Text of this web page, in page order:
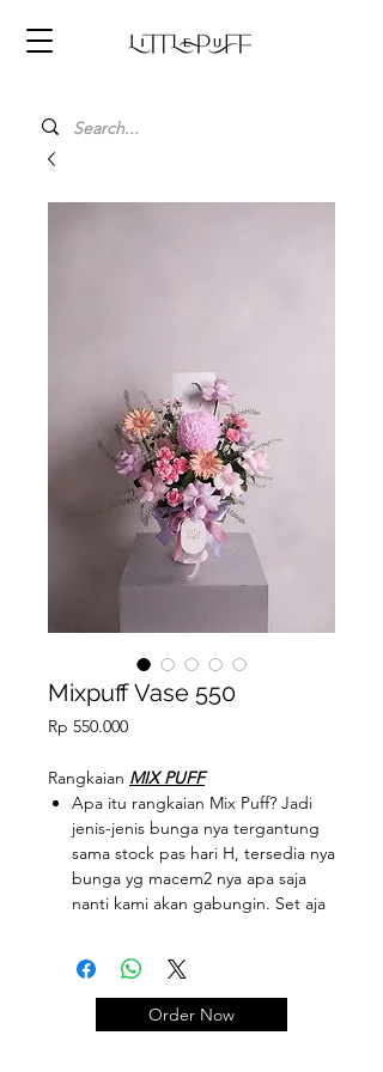
Mixpuff Vase 550
Rp 550.000Price
Rangkaian MIX PUFF
Apa itu rangkaian Mix Puff? Jadi
jenis-jenis bunga nya tergantung
sama stock pas hari H, tersedia nya
bunga yg macem2 nya apa saja
nanti kami akan gabungin. Set aja
(jadi bentuk rangkaiannya maupun
bunganya belum tentu sama kaya
foto contoh yaaa,, foto2 diatas
hanya untuk referensi, sebagai
Order Now